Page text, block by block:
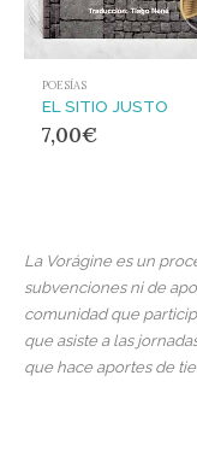
POESÍAS
EL SITIO JUSTO
7,00€
La Vorágine es un
subvenciones ni de
comunidad que
que asiste a las
que hace aportes de